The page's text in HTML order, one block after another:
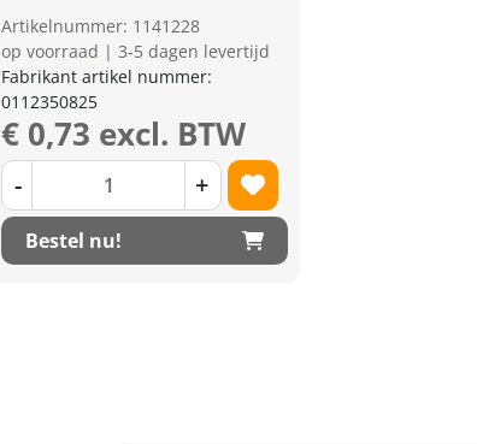
Artikelnummer: 1141228
op voorraad | 3-5 dagen levertijd
Fabrikant artikel nummer:
0112350825
€ 0,73 excl. BTW
- +
Bestel nu!